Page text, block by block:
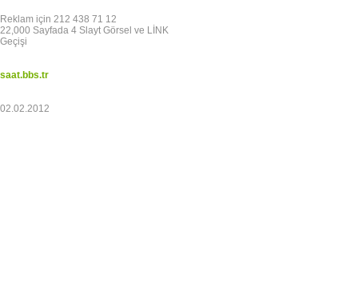
Reklam için 212 438 71 12
22,000 Sayfada 4 Slayt Görsel ve LİNK
Geçişi
saat.bbs.tr
02.02.2012